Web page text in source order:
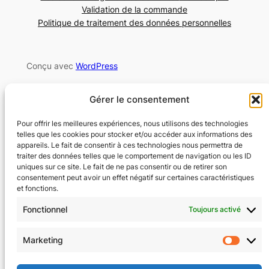
Gérer le consentement
Pour offrir les meilleures expériences, nous utilisons des technologies
telles que les cookies pour stocker et/ou accéder aux informations des
appareils. Le fait de consentir à ces technologies nous permettra de
traiter des données telles que le comportement de navigation ou les ID
uniques sur ce site. Le fait de ne pas consentir ou de retirer son
consentement peut avoir un effet négatif sur certaines caractéristiques
et fonctions.
Fonctionnel Toujours activé
Marketing
Validation de la commande
Politique de traitement des données personnelles
Conçu avec WordPress
HOODSPOT